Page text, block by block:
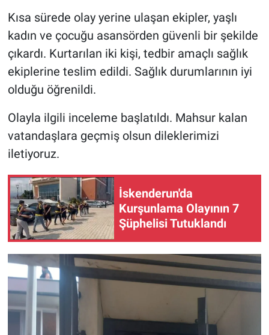
Kısa sürede olay yerine ulaşan ekipler, yaşlı
kadın ve çocuğu asansörden güvenli bir şekilde
çıkardı. Kurtarılan iki kişi, tedbir amaçlı sağlık
ekiplerine teslim edildi. Sağlık durumlarının iyi
olduğu öğrenildi.
Olayla ilgili inceleme başlatıldı. Mahsur kalan
vatandaşlara geçmiş olsun dileklerimizi
iletiyoruz.
İskenderun'da
Kurşunlama Olayının 7
Şüphelisi Tutuklandı